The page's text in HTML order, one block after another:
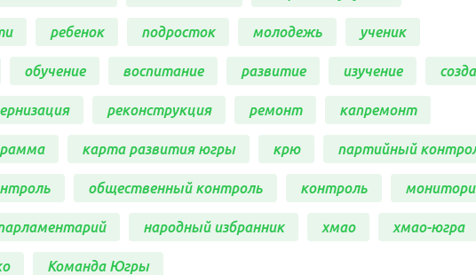
ребенок подросток молодежь ученик
обучение воспитание развитие изучение
реконструкция ремонт капремонт
карта развития югры крю партийный
общественный контроль контроль
народный избранник хмао хмао-югра
Команда Югры